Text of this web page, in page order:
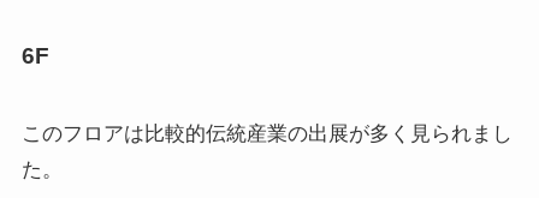
6F
このフロアは比較的伝統産業の出展が多く見られまし
た。